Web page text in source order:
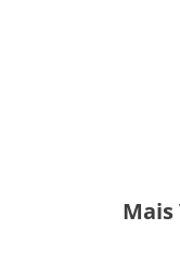
Mais